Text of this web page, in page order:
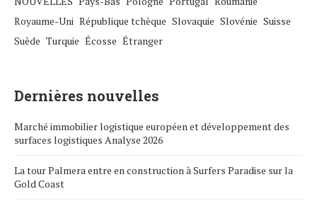
Royaume-Uni République tchèque Slovaquie Slovénie Suisse
Suède Turquie Écosse Étranger
Dernières nouvelles
Marché immobilier logistique européen et développement des
surfaces logistiques Analyse 2026
La tour Palmera entre en construction à Surfers Paradise sur la
Gold Coast